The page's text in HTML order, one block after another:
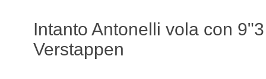
Intanto Antonelli vola con
Verstappen